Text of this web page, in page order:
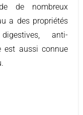
de nombreux
a des propriétés
anti-
est aussi connue